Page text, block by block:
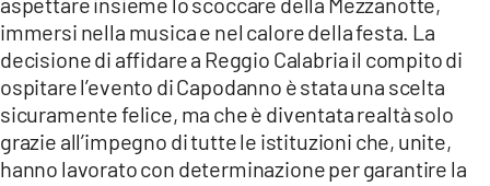
immersi nella musica e nel calore della festa. La
decisione di affidare a Reggio Calabria il compito di
ospitare l’evento di Capodanno è stata una scelta
sicuramente felice, ma che è diventata realtà solo
grazie all’impegno di tutte le istituzioni che, unite,
hanno lavorato con determinazione per garantire la